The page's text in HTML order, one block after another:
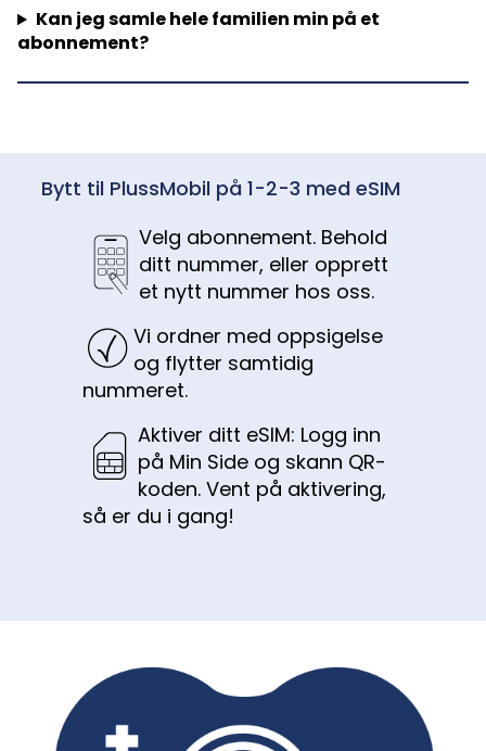
Kan jeg samle hele familien min på et
abonnement?
Bytt til PlussMobil på 1-2-3 med eSIM
Velg abonnement. Behold
ditt nummer, eller opprett
et nytt nummer hos oss.
Vi ordner med oppsigelse
og flytter samtidig
nummeret.
Aktiver ditt eSIM: Logg inn
på Min Side og skann QR-
koden. Vent på aktivering,
så er du i gang!